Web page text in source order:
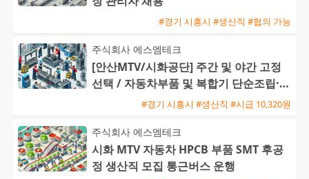
#경기 시흥시 #생산직 #협의 가능
주식회사 에스엠테크
[안산MTV/시화공단] 주간 및 야간 고정
선택 / 자동차부품 및 복합기 단순조립·검
사 / 주급 가능·통근버
#경기 시흥시 #생산직 #시급 10,320원
주식회사 에스엠테크
시화 MTV 자동차 HPCB 부품 SMT 후공
정 생산직 모집 통근버스 운행